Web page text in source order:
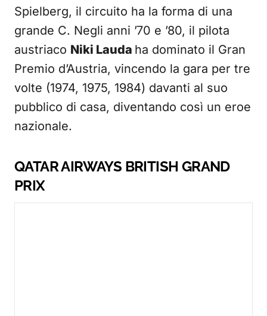
Spielberg, il circuito ha la forma di una
grande C. Negli anni ’70 e ’80, il pilota
austriaco Niki Lauda ha dominato il Gran
Premio d’Austria, vincendo la gara per tre
volte (1974, 1975, 1984) davanti al suo
pubblico di casa, diventando così un eroe
nazionale.
QATAR AIRWAYS BRITISH GRAND
PRIX